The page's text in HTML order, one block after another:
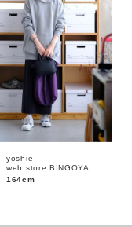
む
yoshie
web store BINGOYA
164cm